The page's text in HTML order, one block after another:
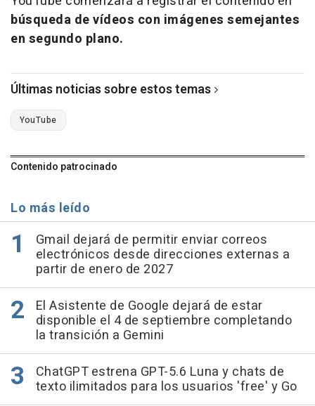
búsqueda de vídeos con imágenes semejantes
en segundo plano.
Últimas noticias sobre estos temas
YouTube
Contenido patrocinado
Lo más leído
Gmail dejará de permitir enviar correos
electrónicos desde direcciones externas a
partir de enero de 2027
El Asistente de Google dejará de estar
disponible el 4 de septiembre completando
la transición a Gemini
ChatGPT estrena GPT-5.6 Luna y chats de
texto ilimitados para los usuarios 'free' y Go